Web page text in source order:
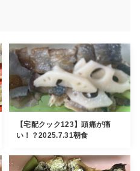
【宅配クック123】頭痛が痛
い！？2025.7.31朝食